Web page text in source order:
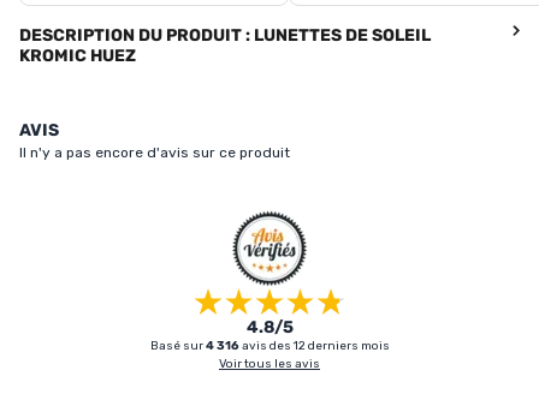
DESCRIPTION DU PRODUIT : LUNETTES DE SOLEIL
KROMIC HUEZ
AVIS
Il n'y a pas encore d'avis sur ce produit
4.8/5
Basé sur4 316avis des 12 derniers mois
Voir tous les avis